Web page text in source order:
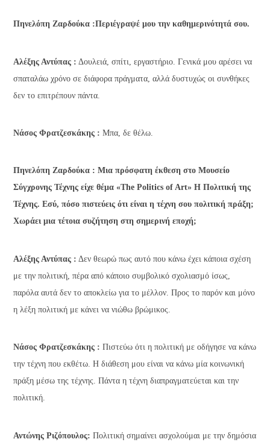
Πηνελόπη Ζαρδούκα :Περιέγραψέ μου την καθημερινότητά σου.
Αλέξης Αντύπας : Δουλειά, σπίτι, εργαστήριο. Γενικά μου αρέσει να
σπαταλάω χρόνο σε διάφορα πράγματα, αλλά δυστυχώς οι συνθήκες
δεν το επιτρέπουν πάντα.
Νάσος Φρατζεσκάκης : Μπα, δε θέλω.
Πηνελόπη Ζαρδούκα : Μια πρόσφατη έκθεση στο Μουσείο
Σύγχρονης Τέχνης είχε θέμα «Τhe Politics of Art» Η Πολιτική της
Τέχνης. Εσύ, πόσο πιστεύεις ότι είναι η τέχνη σου πολιτική πράξη;
Χωράει μια τέτοια συζήτηση στη σημερινή εποχή;
Αλέξης Αντύπας : Δεν θεωρώ πως αυτό που κάνω έχει κάποια σχέση
με την πολιτική, πέρα από κάποιο συμβολικό σχολιασμό ίσως,
παρόλα αυτά δεν το αποκλείω για το μέλλον. Προς το παρόν και μόνο
η λέξη πολιτική με κάνει να νιώθω βρώμικος.
Νάσος Φρατζεσκάκης : Πιστεύω ότι η πολιτική με οδήγησε να κάνω
την τέχνη που εκθέτω. Η διάθεση μου είναι να κάνω μία κοινωνική
πράξη μέσω της τέχνης. Πάντα η τέχνη διαπραγματεύεται και την
πολιτική.
Αντώνης Ριζόπουλος: Πολιτική σημαίνει ασχολούμαι με την δημόσια